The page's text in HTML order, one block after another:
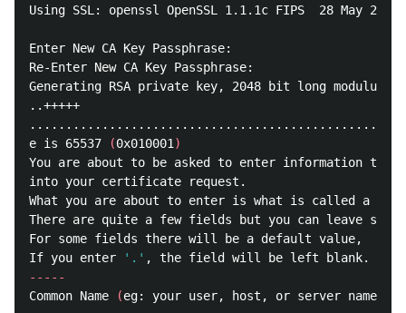
Using SSL: openssl OpenSSL 1.1.1c FIPS  28 May 2019
Enter New CA Key Passphrase:
Re-Enter New CA Key Passphrase:
Generating RSA private key, 2048 bit long modulus
..+++++
e is 65537
(0x010001 )
You are about to be asked to enter information
into your certificate request.
What you are about to enter is what is called a
There are quite a few fields but you can leave some
For some fields there will be a default value,
If you enter
'.'
-----
Common Name
(eg: your user, host, or server name